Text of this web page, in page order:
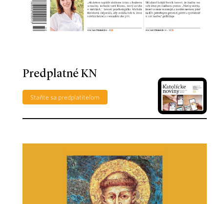
Predplatné KN
Staňte sa predplatiteľom